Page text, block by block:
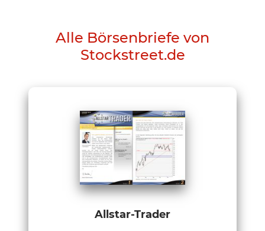
Alle Börsenbriefe von
Stockstreet.de
Allstar-Trader